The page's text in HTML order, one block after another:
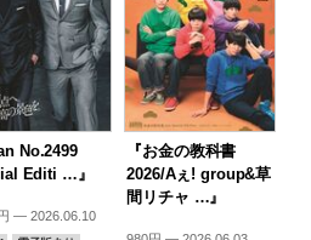
No.2499
Editi …』
— 2026.06.10
『お金の教科書
2026/Aぇ! group&草
間リチャ …』